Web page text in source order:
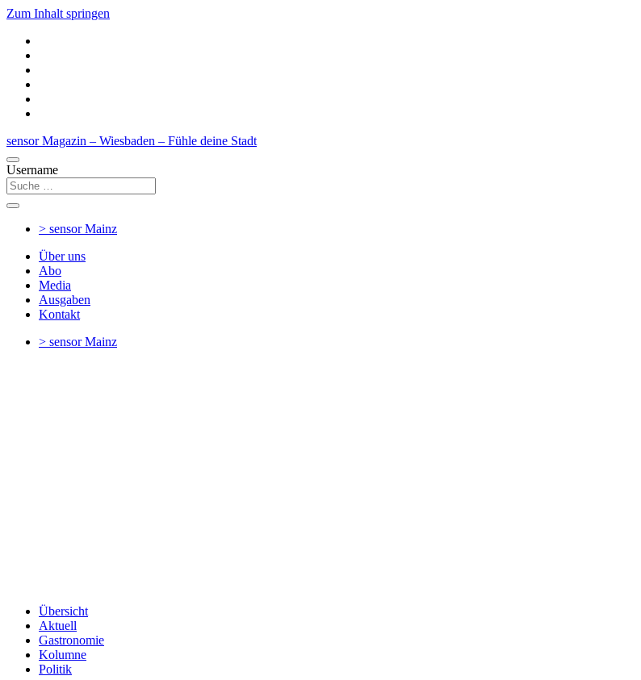
Zum Inhalt springen
sensor Magazin – Wiesbaden – Fühle deine Stadt
Username
> sensorMainz
Über uns
Abo
Media
Ausgaben
Kontakt
> sensorMainz
Übersicht
Aktuell
Gastronomie
Kolumne
Politik